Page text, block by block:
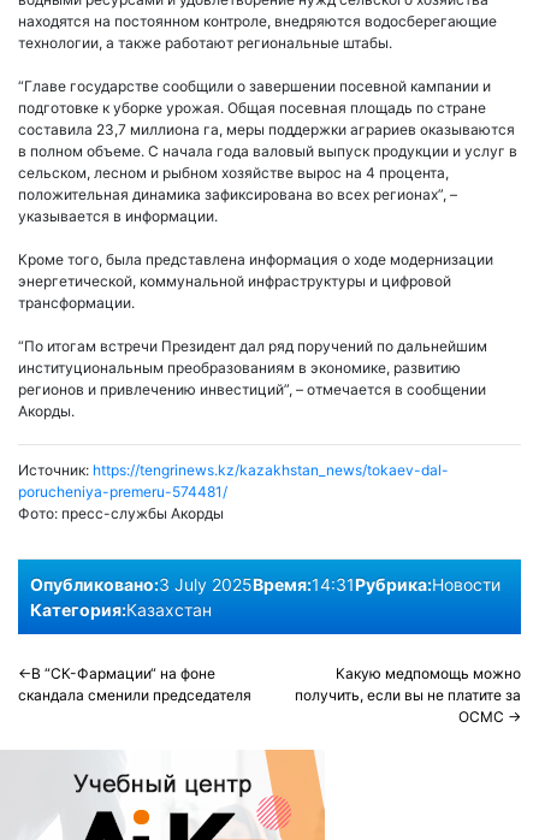
находятся на постоянном контроле, внедряются водосберегающие
технологии, а также работают региональные штабы.
“Главе государстве сообщили о завершении посевной кампании и
подготовке к уборке урожая. Общая посевная площадь по стране
составила 23,7 миллиона га, меры поддержки аграриев оказываются
в полном объеме. С начала года валовый выпуск продукции и услуг в
сельском, лесном и рыбном хозяйстве вырос на 4 процента,
положительная динамика зафиксирована во всех регионах”, –
указывается в информации.
Кроме того, была представлена информация о ходе модернизации
энергетической, коммунальной инфраструктуры и цифровой
трансформации.
“По итогам встречи Президент дал ряд поручений по дальнейшим
институциональным преобразованиям в экономике, развитию
регионов и привлечению инвестиций”, – отмечается в сообщении
Акорды.
Источник: https://tengrinews.kz/kazakhstan_news/tokaev-dal-
porucheniya-premeru-574481/
Фото: пресс-службы Акорды
Опубликовано:3 July 2025Время:14:31Рубрика:Новости
Категория:Казахстан
Post
navigation
В “СК-Фармации“ на фоне
скандала сменили председателя
Какую медпомощь можно
получить, если вы не платите за
ОСМС